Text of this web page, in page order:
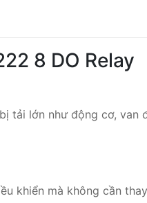
8 DO Relay
tải lớn như động cơ, van
khiển mà không cần